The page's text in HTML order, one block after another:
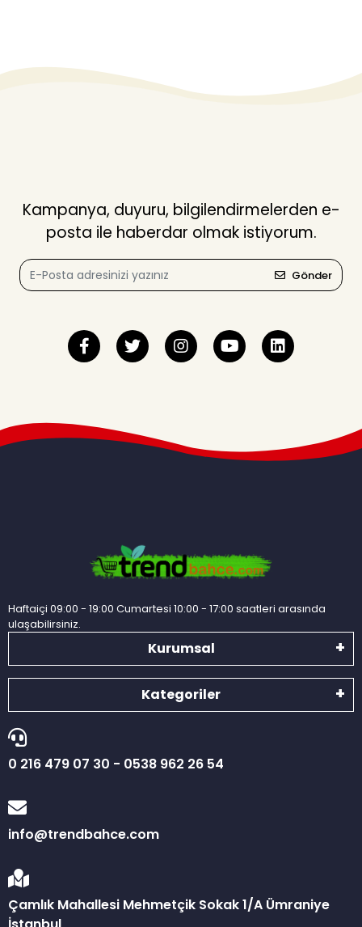
Kampanya, duyuru, bilgilendirmelerden e-
posta ile haberdar olmak istiyorum.
Gönder
Haftaiçi 09:00 - 19:00 Cumartesi 10:00 - 17:00 saatleri arasında
ulaşabilirsiniz.
Kurumsal
Kategoriler
0 216 479 07 30 - 0538 962 26 54
info@trendbahce.com
Çamlık Mahallesi Mehmetçik Sokak 1/A Ümraniye